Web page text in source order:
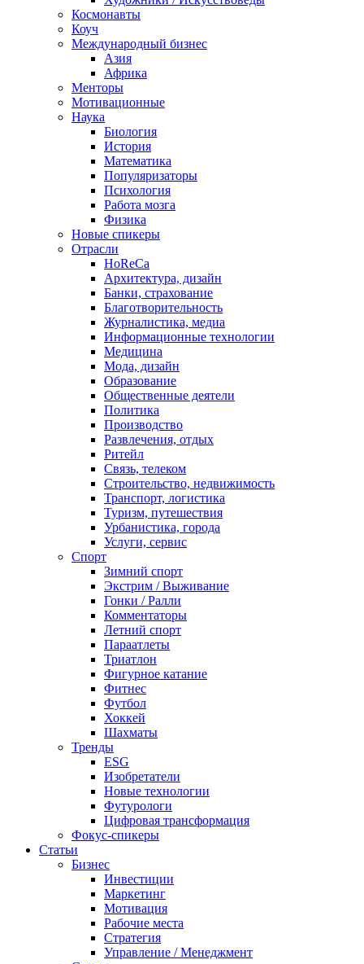
Космонавты
Коуч
Международный бизнес
Азия
Африка
Менторы
Мотивационные
Наука
Биология
История
Математика
Популяризаторы
Психология
Работа мозга
Физика
Новые спикеры
Отрасли
HoReCa
Архитектура, дизайн
Банки, страхование
Благотворительность
Журналистика, медиа
Информационные технологии
Медицина
Мода, дизайн
Образование
Общественные деятели
Политика
Производство
Развлечения, отдых
Ритейл
Связь, телеком
Строительство, недвижимость
Транспорт, логистика
Туризм, путешествия
Урбанистика, города
Услуги, сервис
Спорт
Зимний спорт
Экстрим / Выживание
Гонки / Ралли
Комментаторы
Летний спорт
Параатлеты
Триатлон
Фигурное катание
Фитнес
Футбол
Хоккей
Шахматы
Тренды
ESG
Изобретатели
Новые технологии
Футурологи
Цифровая трансформация
Фокус-спикеры
Статьи
Бизнес
Инвестиции
Маркетинг
Мотивация
Рабочие места
Стратегия
Управление / Менеджмент